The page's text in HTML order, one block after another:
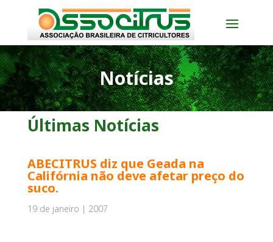
Notícias
Últimas Notícias
ABECITRUS diz que Geada na
Califórnia não deve afetar preço do
suco.
19 de janeiro | 2007